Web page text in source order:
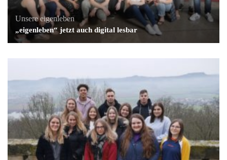
Unsere eigenleben
„eigenleben“ jetzt auch digital lesbar